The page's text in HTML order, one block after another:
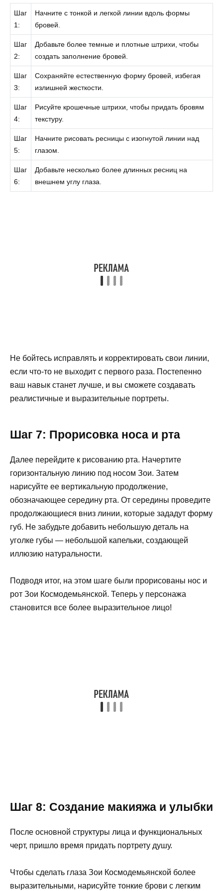
Шаг
1:
Начните с тонкой и легкой линии вдоль формы
бровей.
Шаг
2:
Добавьте более темные и плотные штрихи, чтобы
создать заполнение бровей.
Шаг
3:
Сохраняйте естественную форму бровей, избегая
излишней жесткости.
Шаг
4:
Рисуйте крошечные штрихи, чтобы придать бровям
текстуру.
Шаг
5:
Начните рисовать ресницы с изогнутой линии над
глазом.
Шаг
6:
Добавьте несколько более длинных ресниц на
внешнем углу глаза.
Не бойтесь исправлять и корректировать свои линии,
если что-то не выходит с первого раза. Постепенно
ваш навык станет лучше, и вы сможете создавать
реалистичные и выразительные портреты.
Шаг 7: Прорисовка носа и рта
Далее перейдите к рисованию рта. Начертите
горизонтальную линию под носом Зои. Затем
нарисуйте ее вертикальную продолжение,
обозначающее середину рта. От середины проведите
продолжающиеся вниз линии, которые зададут форму
губ. Не забудьте добавить небольшую деталь на
уголке губы — небольшой капельки, создающей
иллюзию натуральности.
Подводя итог, на этом шаге были прорисованы нос и
рот Зои Космодемьянской. Теперь у персонажа
становится все более выразительное лицо!
Шаг 8: Создание макияжа и улыбки
После основной структуры лица и функциональных
черт, пришло время придать портрету душу.
Чтобы сделать глаза Зои Космодемьянской более
выразительными, нарисуйте тонкие брови с легким